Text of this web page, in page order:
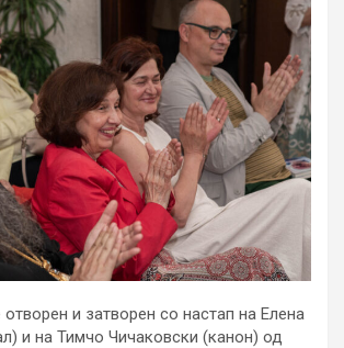
и затворен со настап на Елена
и на Тимчо Чичаковски (канон) од